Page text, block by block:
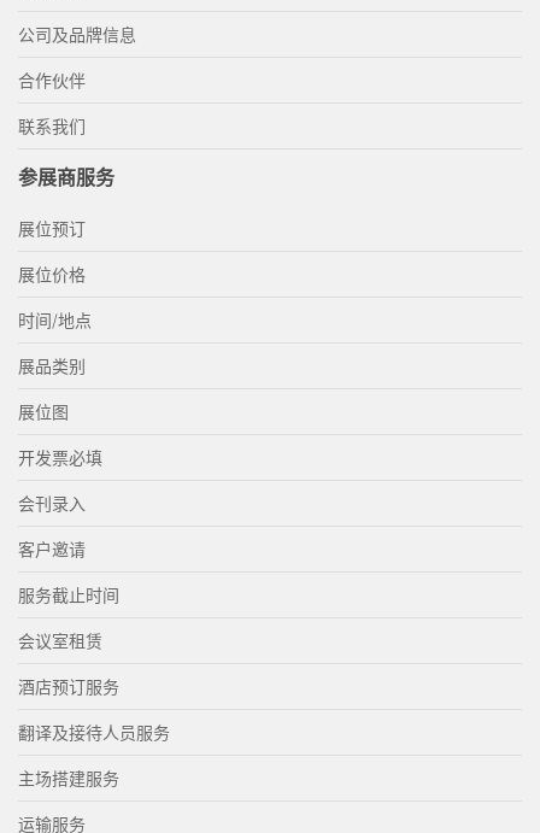
公司及品牌信息
合作伙伴
联系我们
参展商服务
展位预订
展位价格
时间/地点
展品类别
展位图
开发票必填
会刊录入
客户邀请
服务截止时间
会议室租赁
酒店预订服务
翻译及接待人员服务
主场搭建服务
运输服务